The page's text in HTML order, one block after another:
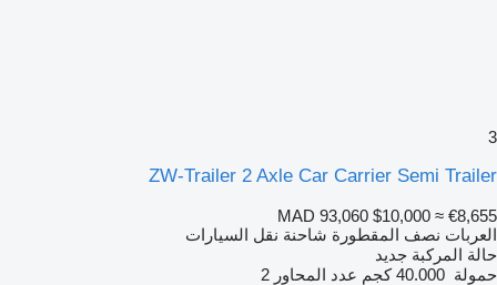
3
ZW-Trailer 2 Axle Car Carrier Semi Trailer
MAD 93,060 $10,000 ≈ €8,655
العربات نصف المقطورة شاحنة نقل السيارات
حالة المركبة جديد
حمولة 40.000 كجم عدد المحاور 2